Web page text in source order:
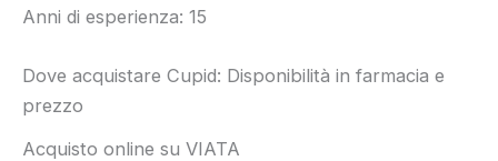
Anni di esperienza: 15
Dove acquistare Cupid: Disponibilità in farmacia e
prezzo
Acquisto online su VIATA